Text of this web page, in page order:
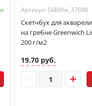
Артикул: SkBWw_37688
Скетчбук для
на гребне Greenwich
200 г/м2
19.70 руб.